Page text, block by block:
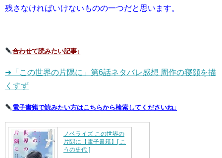
残さなければいけないものの一つだと思います。
合わせて読みたい記事↓
➜「この世界の片隅に」第6話ネタバレ感想 周作の寝顔を描
くすず
電子書籍で読みたい方はこちらから検索してくださいね↓
ノベライズ この世界の
片隅に【電子書籍】[ こ
うの史代 ]